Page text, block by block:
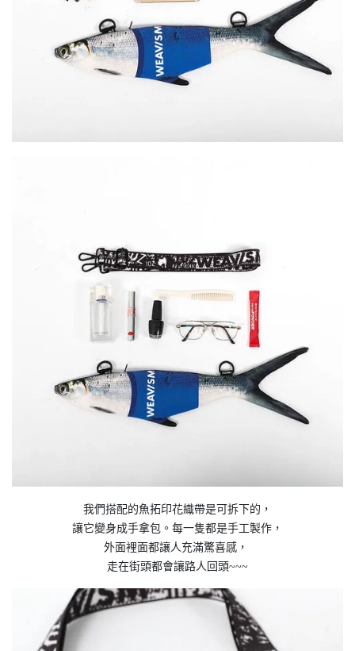
我們搭配的魚拓印花織帶是可拆下的，
讓它變身成手拿包。每一隻都是手工製作，
外面裡面都讓人充滿驚喜感，
走在街頭都會讓路人回頭~~~